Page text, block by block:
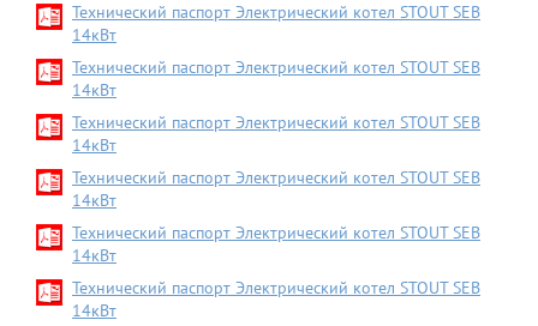
Технический паспорт Электрический котел STOUT SEB
14кВт
Технический паспорт Электрический котел STOUT SEB
14кВт
Технический паспорт Электрический котел STOUT SEB
14кВт
Технический паспорт Электрический котел STOUT SEB
14кВт
Технический паспорт Электрический котел STOUT SEB
14кВт
Технический паспорт Электрический котел STOUT SEB
14кВт